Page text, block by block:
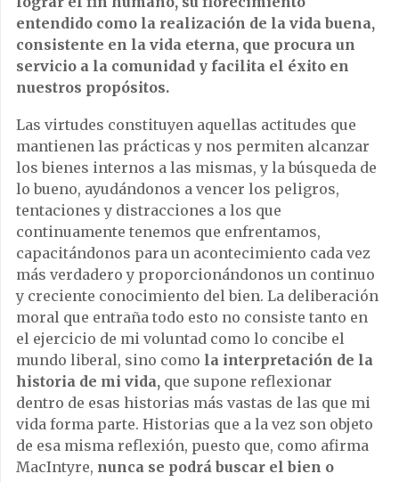
entendido como la realización de la vida buena,
consistente en la vida eterna, que procura un
servicio a la comunidad y facilita el éxito en
nuestros propósitos.
Las virtudes constituyen aquellas actitudes que
mantienen las prácticas y nos permiten alcanzar
los bienes internos a las mismas, y la búsqueda de
lo bueno, ayudándonos a vencer los peligros,
tentaciones y distracciones a los que
continuamente tenemos que enfrentamos,
capacitándonos para un acontecimiento cada vez
más verdadero y proporcionándonos un continuo
y creciente conocimiento del bien. La deliberación
moral que entraña todo esto no consiste tanto en
el ejercicio de mi voluntad como lo concibe el
mundo liberal, sino como la interpretación de la
historia de mi vida, que supone reflexionar
dentro de esas historias más vastas de las que mi
vida forma parte. Historias que a la vez son objeto
de esa misma reflexión, puesto que, como afirma
MacIntyre, nunca se podrá buscar el bien o